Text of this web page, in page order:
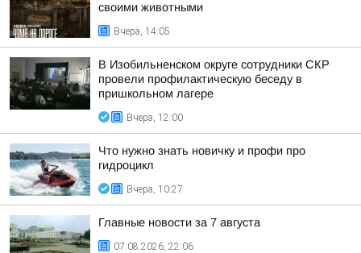
своими животными
Вчера, 14:05
В Изобильненском округе сотрудники СКР
провели профилактическую беседу в
пришкольном лагере
Вчера, 12:00
Что нужно знать новичку и профи про
гидроцикл
Вчера, 10:27
Главные новости за 7 августа
07.08.2026, 22:06